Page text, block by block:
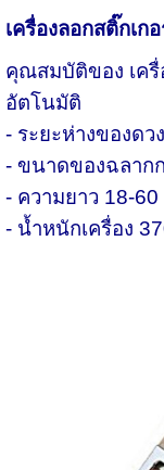
เครื่องลอกสติ๊กเก
คุณสมบัติของ เครื่
อัตโนมัติ
- ระยะห่างของดว
- ขนาดของฉลาก
- ความยาว 18-60
- น้ำหนักเครื่อง